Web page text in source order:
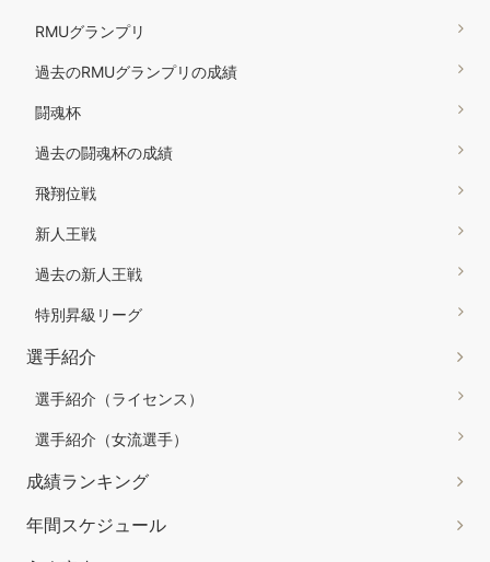
RMUグランプリ
過去のRMUグランプリの成績
闘魂杯
過去の闘魂杯の成績
飛翔位戦
新人王戦
過去の新人王戦
特別昇級リーグ
選手紹介
選手紹介（ライセンス）
選手紹介（女流選手）
成績ランキング
年間スケジュール